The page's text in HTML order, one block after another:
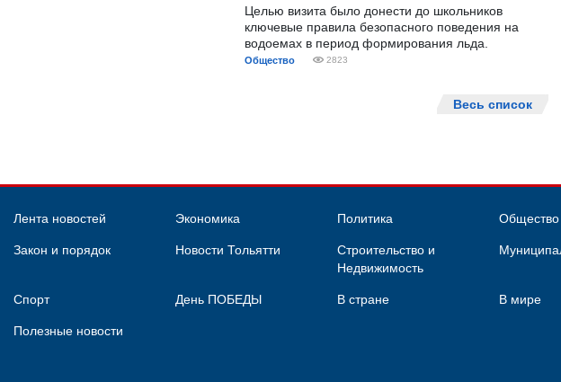
Целью визита было донести до школьников
ключевые правила безопасного поведения на
водоемах в период формирования льда.
Общество 2823
Весь список
Лента новостей Экономика Политика Общество
Закон и порядок Новости Тольятти
Строительство и
Недвижимость
Спорт День ПОБЕДЫ В стране В мире
Полезные новости